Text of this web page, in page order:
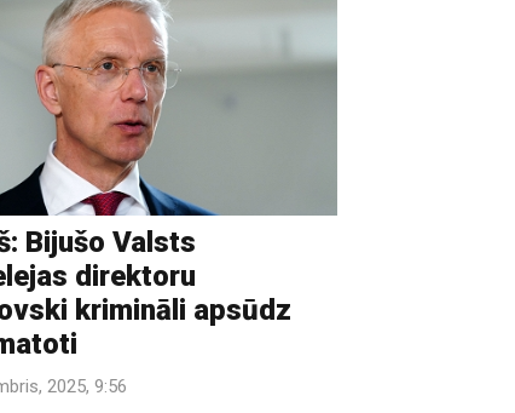
Bijušo Valsts
direktoru
krimināli apsūdz
2025, 9:56